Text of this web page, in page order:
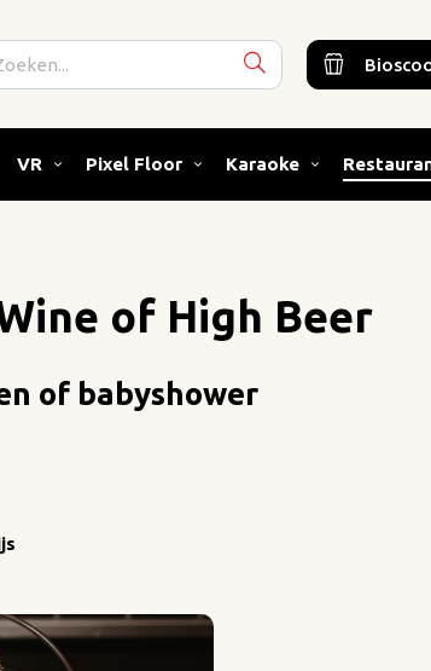
VR Pixel Floor Karaoke
of High Beer
of babyshower